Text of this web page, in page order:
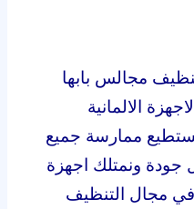
مجالس بابها
الالمانية
نستطيع ممارسة جميع
جودة ونمتلك اجهزة
في مجال التنظيف